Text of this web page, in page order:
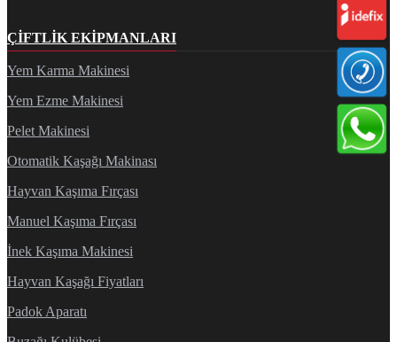
ÇIFTLIK EKIPMANLARI
Yem Karma Makinesi
Yem Ezme Makinesi
Pelet Makinesi
Otomatik Kaşağı Makinası
Hayvan Kaşıma Fırçası
Manuel Kaşıma Fırçası
İnek Kaşıma Makinesi
Hayvan Kaşağı Fiyatları
Padok Aparatı